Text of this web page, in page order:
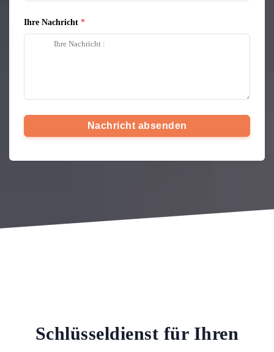
Ihre Nachricht
Nachricht absenden
Schlüsseldienst für Ihren